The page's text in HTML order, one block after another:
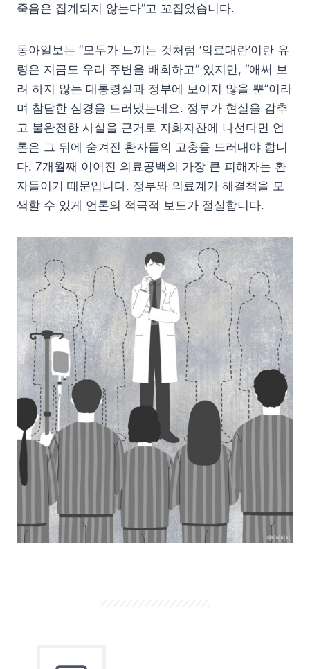
죽음은 집계되지 않는다”고 꼬집었습니다.
동아일보는 “모두가 느끼는 것처럼 ‘의료대란’이란 유
령은 지금도 우리 주변을 배회하고” 있지만, “애써 보
려 하지 않는 대통령실과 정부에 보이지 않을 뿐”이라
며 참담한 심경을 드러냈는데요. 정부가 현실을 감추
고 불완전한 사실을 근거로 자화자찬에 나선다면 언
론은 그 뒤에 숨겨진 환자들의 고충을 드러내야 합니
다. 7개월째 이어진 의료공백의 가장 큰 피해자는 환
자들이기 때문입니다. 정부와 의료계가 해결책을 모
색할 수 있게 언론의 적극적 보도가 절실합니다.